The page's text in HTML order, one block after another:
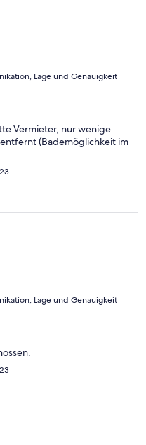
Lage und Genauigkeit
Vermieter, nur wenige
(Bademöglichkeit im
Lage und Genauigkeit